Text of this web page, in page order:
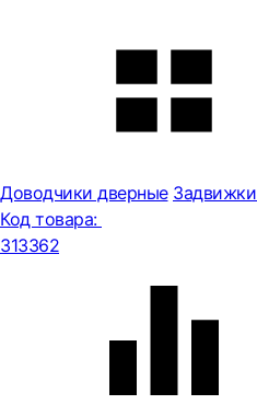
Доводчики дверные
Код товара:
313362